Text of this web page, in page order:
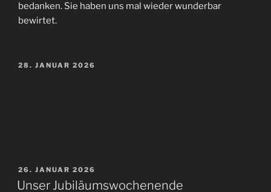
bedanken. Sie haben uns mal wieder wunderbar
bewirtet.
VERÖFFENTLICHT
28. JANUAR 2026
VERÖFFENTLICHT
AM
26. JANUAR 2026
Unser Jubiläumswochenende